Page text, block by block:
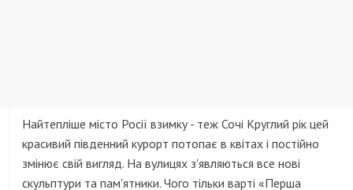
Найтепліше місто Росії взимку - теж Сочі Круглий рік цей
красивий південний курорт потопає в квітах і постійно
змінює свій вигляд. На вулицях з'являються все нові
скульптури та пам'ятники. Чого тільки варті «Перша